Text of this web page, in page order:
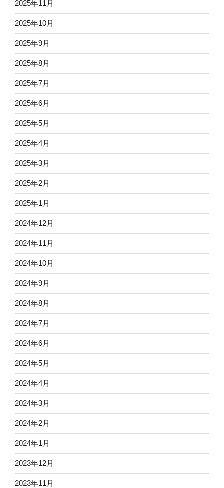
2025年11月
2025年10月
2025年9月
2025年8月
2025年7月
2025年6月
2025年5月
2025年4月
2025年3月
2025年2月
2025年1月
2024年12月
2024年11月
2024年10月
2024年9月
2024年8月
2024年7月
2024年6月
2024年5月
2024年4月
2024年3月
2024年2月
2024年1月
2023年12月
2023年11月